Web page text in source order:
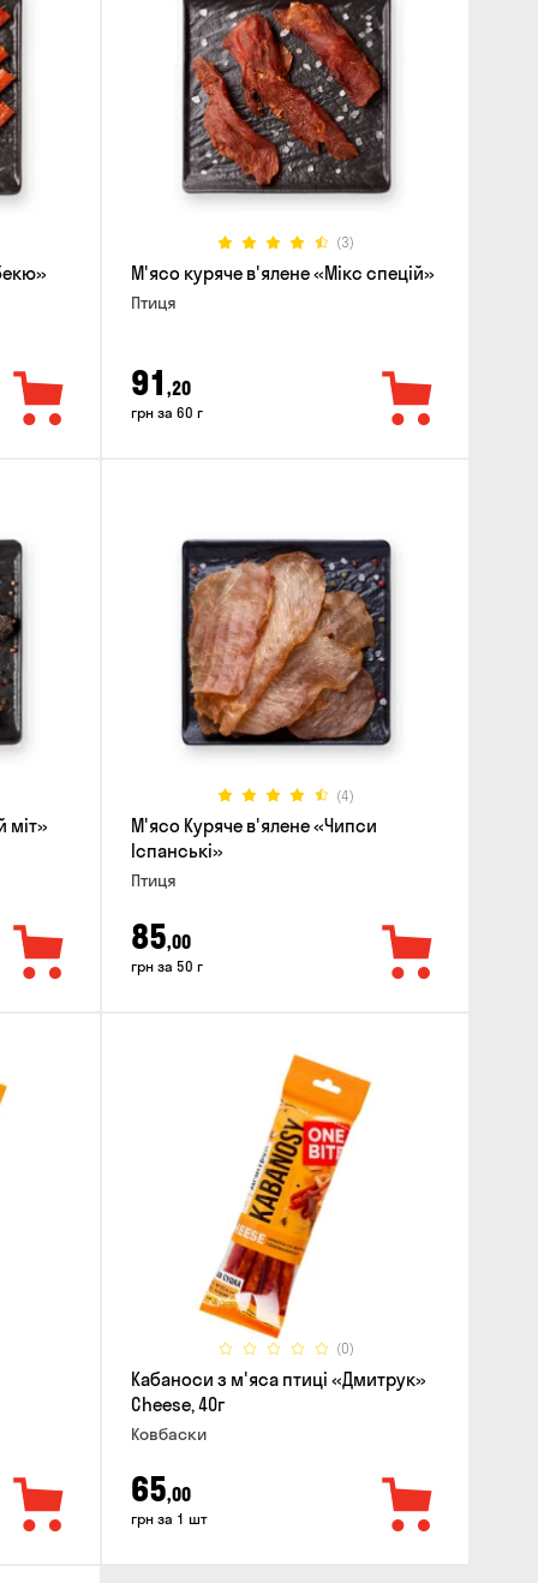
(3)
М'ясо куряче в'ялене «Мікс спецій»
Птиця
91 ,20
грн за 60 г
міт»
(4)
М'ясо Куряче в'ялене «Чипси
Іспанські»
Птиця
85,00
грн за 50 г
(0)
Кабаноси з м'яса птиці «Дмитрук»
Cheese, 40г
Ковбаски
65,00
грн за 1 шт